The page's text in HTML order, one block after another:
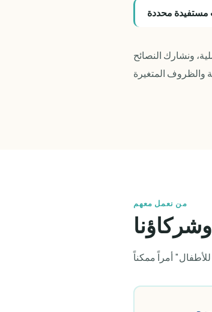
مستفيدة محددة
ونشارك النصائح
من نعمل معهم